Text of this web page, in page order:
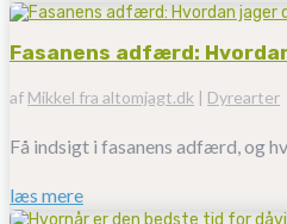
Fasanens adfærd:
af Mikkel fra altomjagt.dk | Dyrearter
Få indsigt i fasanens adfærd, og
læs mere